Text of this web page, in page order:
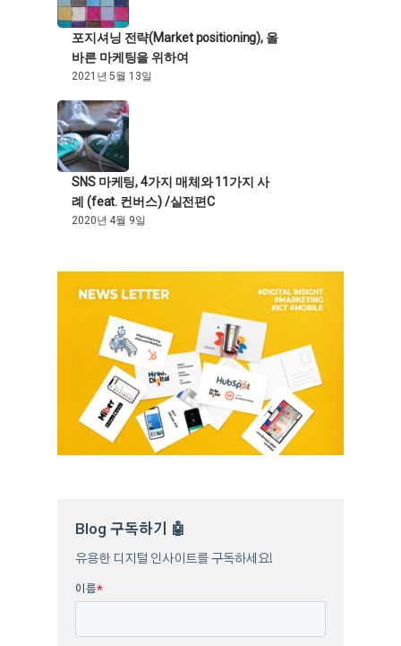
포지셔닝 전략(Market positioning), 올
바른 마케팅을 위하여
2021년 5월 13일
SNS 마케팅, 4가지 매체와 11가지 사
례 (feat. 컨버스) /실전편C
2020년 4월 9일